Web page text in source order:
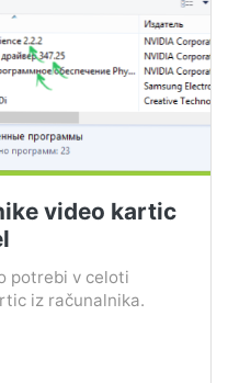
video kartic
potrebi v celoti
iz računalnika.